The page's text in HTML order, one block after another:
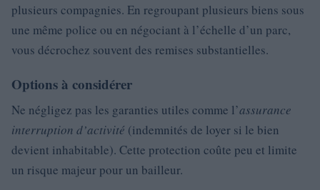
plusieurs compagnies. En regroupant plusieurs biens sous
une même police ou en négociant à l’échelle d’un parc,
vous décrochez souvent des remises substantielles.
Options à considérer
Ne négligez pas les garanties utiles comme l’assurance
interruption d’activité (indemnités de loyer si le bien
devient inhabitable). Cette protection coûte peu et limite
un risque majeur pour un bailleur.